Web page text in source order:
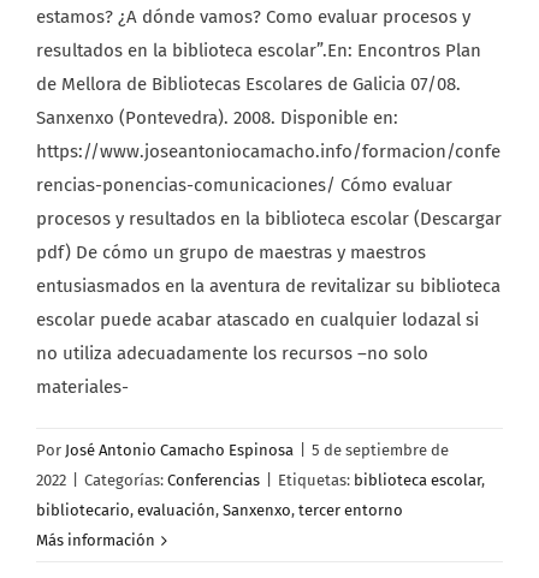
estamos? ¿A dónde vamos? Como evaluar procesos y
resultados en la biblioteca escolar”.En: Encontros Plan
de Mellora de Bibliotecas Escolares de Galicia 07/08.
Sanxenxo (Pontevedra). 2008. Disponible en:
https://www.joseantoniocamacho.info/formacion/confe
rencias-ponencias-comunicaciones/ Cómo evaluar
procesos y resultados en la biblioteca escolar (Descargar
pdf) De cómo un grupo de maestras y maestros
entusiasmados en la aventura de revitalizar su biblioteca
escolar puede acabar atascado en cualquier lodazal si
no utiliza adecuadamente los recursos –no solo
materiales-
Por José Antonio Camacho Espinosa
5 de septiembre de
2022
Categorías: Conferencias Etiquetas: biblioteca escolar,
bibliotecario, evaluación, Sanxenxo, tercer entorno
Más información